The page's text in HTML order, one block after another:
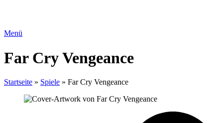
Menü
Far Cry Vengeance
Startseite » Spiele » Far Cry Vengeance